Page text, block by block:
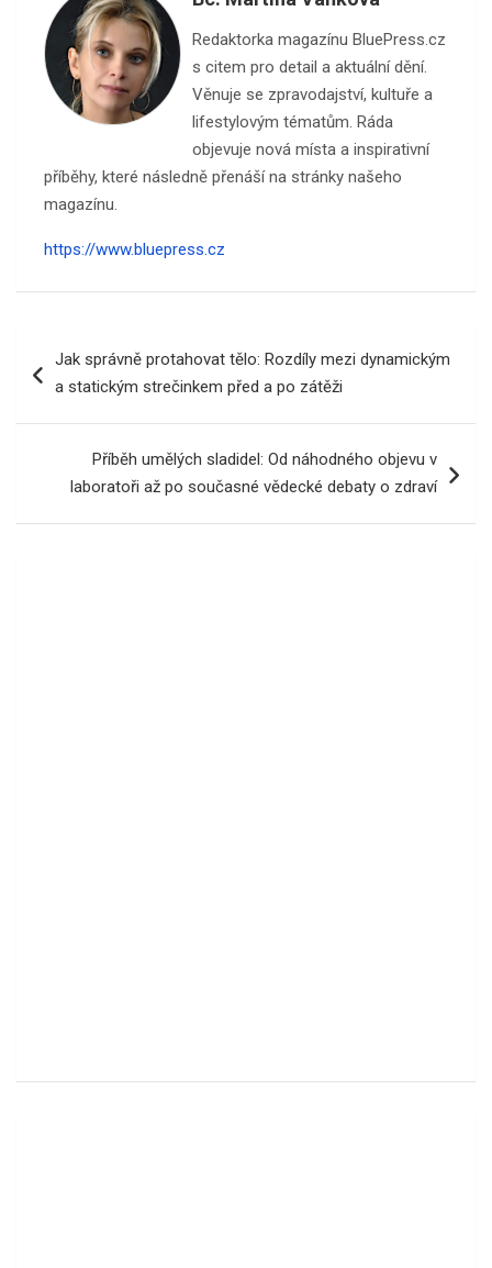
Redaktorka magazínu BluePress.cz
s citem pro detail a aktuální dění.
Věnuje se zpravodajství, kultuře a
lifestylovým tématům. Ráda
objevuje nová místa a inspirativní
příběhy, které následně přenáší na stránky našeho
magazínu.
https://www.bluepress.cz
proJak správně protahovat tělo: Rozdíly mezi dynamickým
a statickým strečinkem před a po zátěži
Příběh umělých sladidel: Od náhodného objevu v
laboratoři až po současné vědecké debaty o zdraví